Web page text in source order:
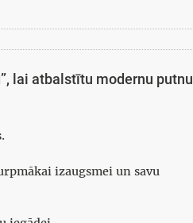
lai atbalstītu modernu putnu
izaugsmei un savu